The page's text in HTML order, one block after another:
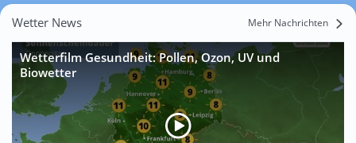
Wetter News Mehr Nachrichten
Wetterfilm Gesundheit: Pollen, Ozon, UV und
Biowetter